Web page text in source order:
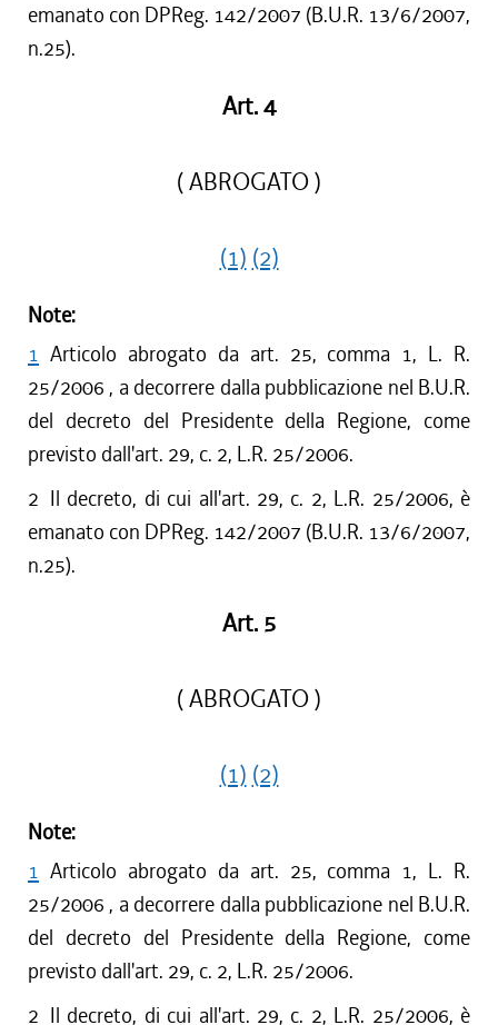
emanato con DPReg. 142/2007 (B.U.R. 13/6/2007,
n.25).
Art. 4
( ABROGATO )
(1) (2)
Note:
1 Articolo abrogato da art. 25, comma 1, L. R.
25/2006 , a decorrere dalla pubblicazione nel B.U.R.
del decreto del Presidente della Regione, come
previsto dall'art. 29, c. 2, L.R. 25/2006.
2 Il decreto, di cui all'art. 29, c. 2, L.R. 25/2006, è
emanato con DPReg. 142/2007 (B.U.R. 13/6/2007,
n.25).
Art. 5
( ABROGATO )
(1) (2)
Note:
1 Articolo abrogato da art. 25, comma 1, L. R.
25/2006 , a decorrere dalla pubblicazione nel B.U.R.
del decreto del Presidente della Regione, come
previsto dall'art. 29, c. 2, L.R. 25/2006.
2 Il decreto, di cui all'art. 29, c. 2, L.R. 25/2006, è